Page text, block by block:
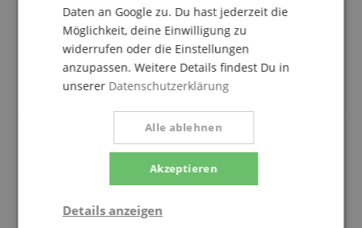
Super
Bewertung vonErwinvom 31.08.2024
verifizierter Kauf
Top immer wieder
Gute Verarbeitung, Prima Preis
Stephanvom 05.08.2024
Kabel tut was es soll. Mehr muss es auch nicht. Alle
Daten an Google zu. Du hast jederzeit die
Möglichkeit, deine Einwilligung zu
widerrufen oder die Einstellungen
anzupassen. Weitere Details findest Du in
unserer Datenschutzerklärung
Akzeptieren
Alle ablehnen
Details anzeigen